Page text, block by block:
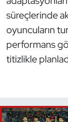
süreçlerinde
oyuncuların
performans
titizlikle
Triatlon
Voleybol
Yelken